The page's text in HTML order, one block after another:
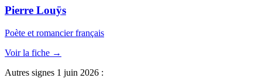
Pierre Louÿs
Poète et romancier français
Voir la fiche →
Autres signes 1 juin 2026 :